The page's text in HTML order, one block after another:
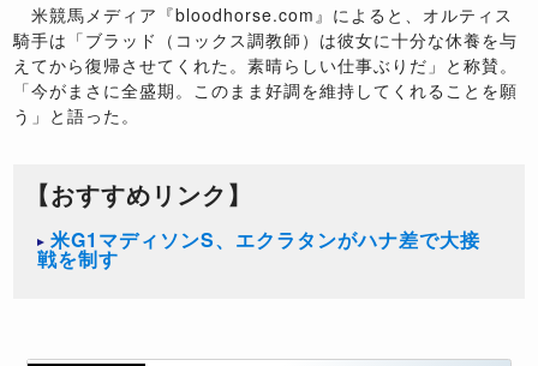
米競馬メディア『bloodhorse.com 』によると、オルティス
騎手は「ブラッド（コックス調教師）は彼女に十分な休養を与
えてから復帰させてくれた。素晴らしい仕事ぶりだ」と称賛。
「今がまさに全盛期。このまま好調を維持してくれることを願
う」と語った。
【おすすめリンク】
米G1マディソンS、エクラタンがハナ差で大接
戦を制す